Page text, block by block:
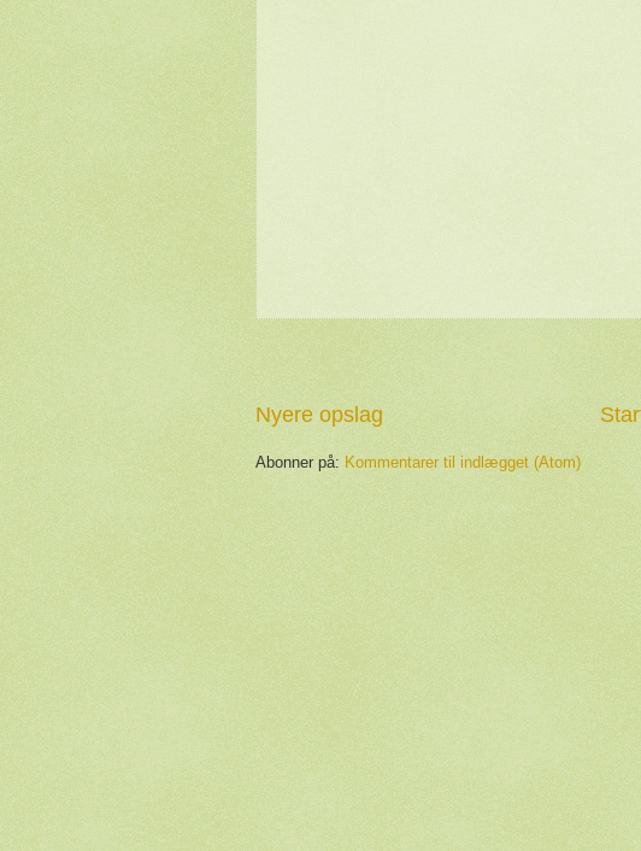
Nyere opslag
Abonner på: Kommentarer til indlægget (Atom)